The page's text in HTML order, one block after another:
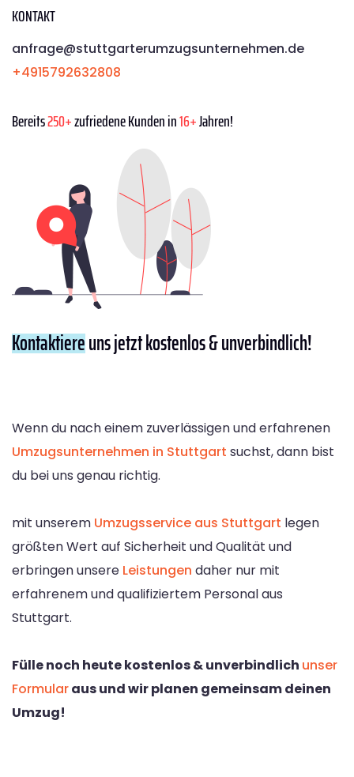
KONTAKT
anfrage@stuttgarterumzugsunternehmen.de
+4915792632808
Bereits250+zufriedene Kunden in16+Jahren!
Kontaktiereuns jetzt kostenlos & unverbindlich!
Wenn du nach einem zuverlässigen und erfahrenen
Umzugsunternehmen in Stuttgart suchst, dann bist
du bei uns genau richtig.
mit unserem Umzugsservice aus Stuttgart legen
größten Wert auf Sicherheit und Qualität und
erbringen unsere Leistungen daher nur mit
erfahrenem und qualifiziertem Personal aus
Stuttgart.
Fülle noch heute kostenlos & unverbindlich unser
Formularaus und wir planen gemeinsam deinen
Umzug!